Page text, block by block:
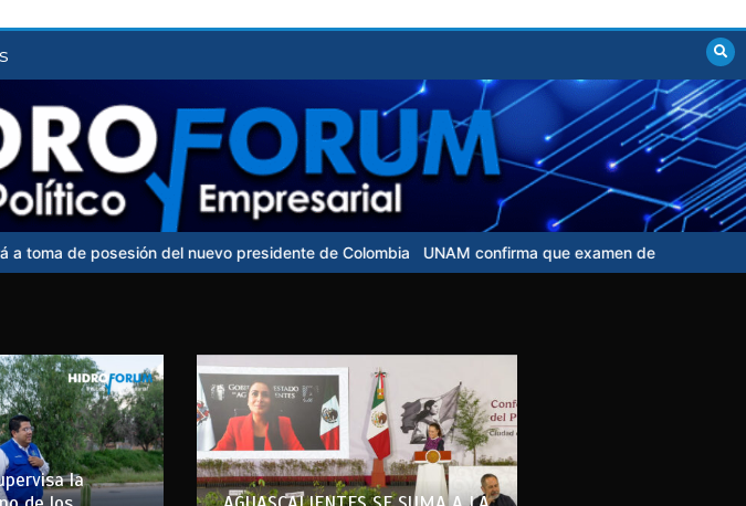
del nuevo presidente de Colombia UNAM confirma que examen de control para aspirantes no
la